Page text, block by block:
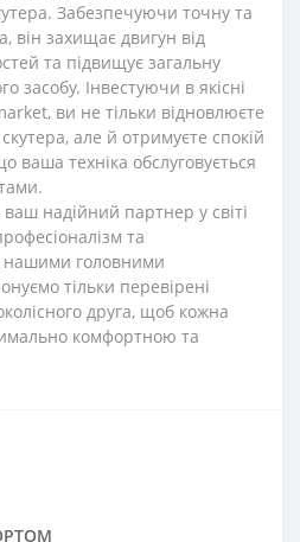
Забезпечуючи точну та
він захищає двигун від
та підвищує загальну
засобу. Інвестуючи в якісні
ви не тільки відновлюєте
але й отримуєте спокій
ваша техніка обслуговується
надійний партнер у світі
та
нашими головними
тільки перевірені
друга, щоб кожна
комфортною та